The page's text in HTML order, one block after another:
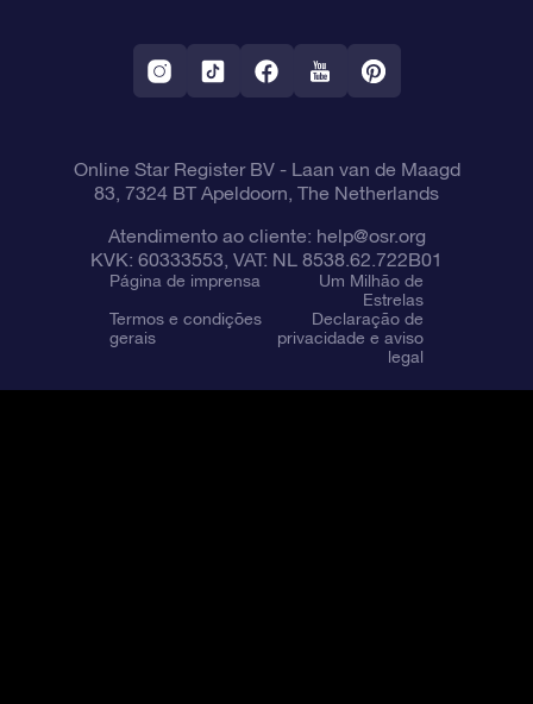
Aplicativo RV Fly me to the stars
Constelações
Online Star Register BV- Laan van de Maagd
83, 7324 BT Apeldoorn, The Netherlands
Atendimento ao cliente: help@osr.org
KVK: 60333553, VAT: NL 8538.62.722B01
Página de imprensa
Um Milhão de
Estrelas
Termos e condições
gerais
Declaração de
privacidade e aviso
legal